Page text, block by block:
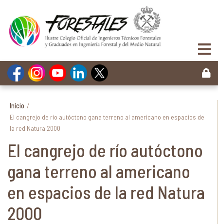
Inicio /
El cangrejo de río autóctono gana terreno al americano en espacios de
la red Natura 2000
El cangrejo de río autóctono
gana terreno al americano
en espacios de la red Natura
2000